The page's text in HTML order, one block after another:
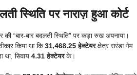
स्थिति पर नाराज़ हुआ कोर्ट
की “बार-बार बदलती स्थिति” पर कड़ा रुख अपनाया।
किया था कि31,468.25 हेक्टेयरक्षेत्र सरंडा गेम
था, सिवाय 4.31 हेक्टेयरके।